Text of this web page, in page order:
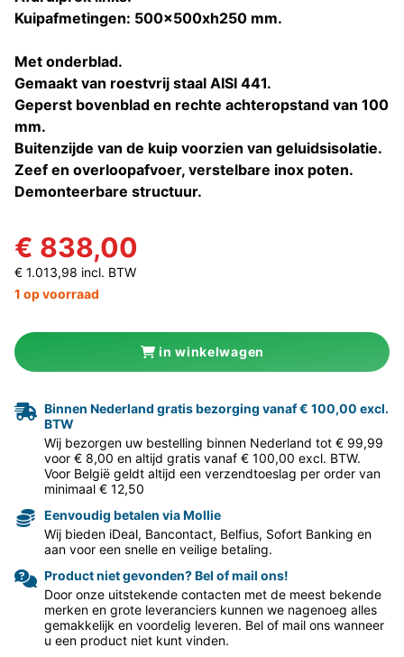
Kuipafmetingen: 500x500xh250 mm.
Met onderblad.
Gemaakt van roestvrij staal AISI 441.
Geperst bovenblad en rechte achteropstand van 100
mm.
Buitenzijde van de kuip voorzien van geluidsisolatie.
Zeef en overloopafvoer, verstelbare inox poten.
Demonteerbare structuur.
€ 838,00
€ 1.013,98 incl. BTW
1 op voorraad
in winkelwagen
Binnen Nederland gratis bezorging vanaf € 100,00 excl.
BTW
Wij bezorgen uw bestelling binnen Nederland tot € 99,99
voor € 8,00 en altijd gratis vanaf € 100,00 excl. BTW.
Voor België geldt altijd een verzendtoeslag per order van
minimaal € 12,50
Eenvoudig betalen via Mollie
Wij bieden iDeal, Bancontact, Belfius, Sofort Banking en
aan voor een snelle en veilige betaling.
Product niet gevonden? Bel of mail ons!
Door onze uitstekende contacten met de meest bekende
merken en grote leveranciers kunnen we nagenoeg alles
gemakkelijk en voordelig leveren. Bel of mail ons wanneer
u een product niet kunt vinden.